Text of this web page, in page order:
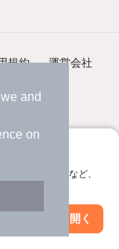
and
on
探し
気に入り保存など、
アプリを開く
絞り込み条件を変更
規約 運営会社
情報